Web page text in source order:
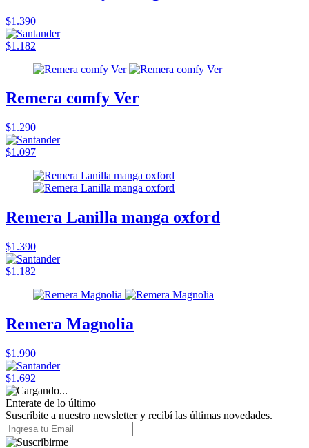
$1.390
$1.182
Remera comfy Ver
$1.290
$1.097
Remera Lanilla manga oxford
$1.390
$1.182
Remera Magnolia
$1.990
$1.692
Enterate de lo último
Suscribite a nuestro newsletter y recibí las últimas novedades.